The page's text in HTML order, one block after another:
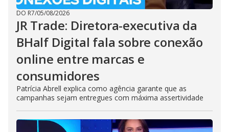
DO R7/05/08/2026
JR Trade: Diretora-executiva da
BHalf Digital fala sobre conexão
online entre marcas e
consumidores
Patrícia Abrell explica como agência garante que as
campanhas sejam entregues com máxima assertividade